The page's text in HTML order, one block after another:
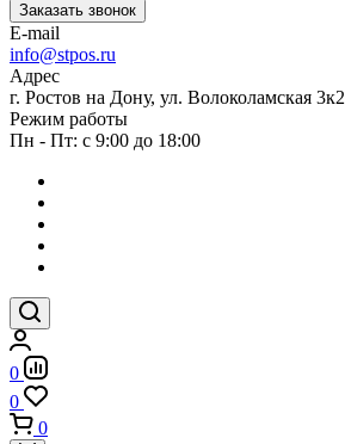
Заказать звонок
E-mail
info@stpos.ru
Адрес
г. Ростов на Дону, ул. Волоколамская 3к2
Режим работы
Пн - Пт: с 9:00 до 18:00
0
0
0